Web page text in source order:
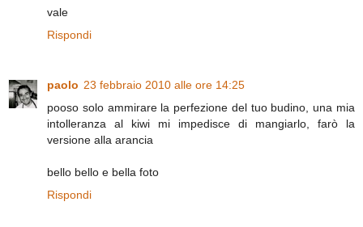
vale
Rispondi
paolo 23 febbraio 2010 alle ore 14:25
pooso solo ammirare la perfezione del tuo budino, una mia
intolleranza al kiwi mi impedisce di mangiarlo, farò la
versione alla arancia
bello bello e bella foto
Rispondi